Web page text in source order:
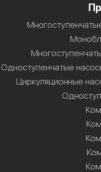
Одноступенчатые
Циркуляционные